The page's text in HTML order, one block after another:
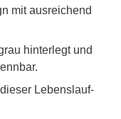
mit ausreichend
hinterlegt und
Lebenslauf-